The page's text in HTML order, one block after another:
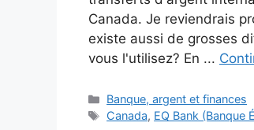
Canada. Je reviendrais
existe aussi de grosses
vous l'utilisez? En ...
Catégories
Banque, argent et finances
Étiquettes
Canada, EQ Bank (Banque